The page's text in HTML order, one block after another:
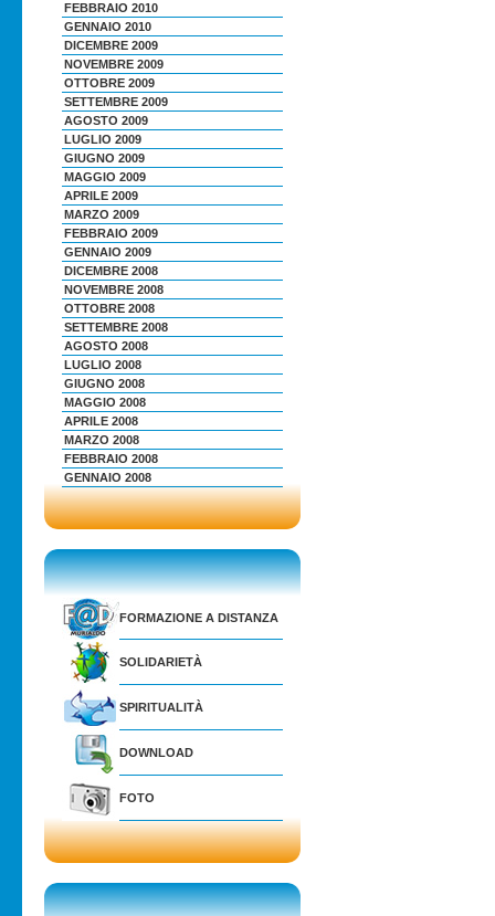
FEBBRAIO 2010
GENNAIO 2010
DICEMBRE 2009
NOVEMBRE 2009
OTTOBRE 2009
SETTEMBRE 2009
AGOSTO 2009
LUGLIO 2009
GIUGNO 2009
MAGGIO 2009
APRILE 2009
MARZO 2009
FEBBRAIO 2009
GENNAIO 2009
DICEMBRE 2008
NOVEMBRE 2008
OTTOBRE 2008
SETTEMBRE 2008
AGOSTO 2008
LUGLIO 2008
GIUGNO 2008
MAGGIO 2008
APRILE 2008
MARZO 2008
FEBBRAIO 2008
GENNAIO 2008
FORMAZIONE A DISTANZA
SOLIDARIETÀ
SPIRITUALITÀ
DOWNLOAD
FOTO